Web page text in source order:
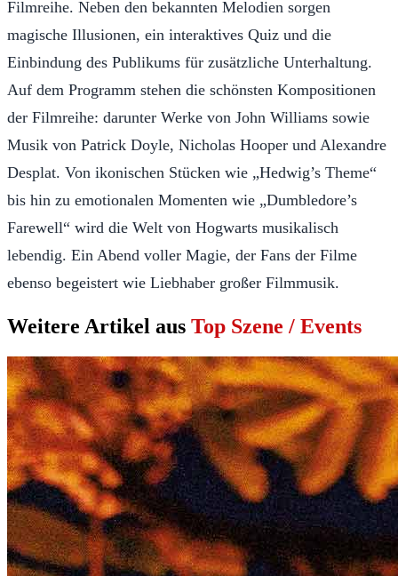
Filmreihe. Neben den bekannten Melodien sorgen
magische Illusionen, ein interaktives Quiz und die
Einbindung des Publikums für zusätzliche Unterhaltung.
Auf dem Programm stehen die schönsten Kompositionen
der Filmreihe: darunter Werke von John Williams sowie
Musik von Patrick Doyle, Nicholas Hooper und Alexandre
Desplat. Von ikonischen Stücken wie „Hedwig’s Theme“
bis hin zu emotionalen Momenten wie „Dumbledore’s
Farewell“ wird die Welt von Hogwarts musikalisch
lebendig. Ein Abend voller Magie, der Fans der Filme
ebenso begeistert wie Liebhaber großer Filmmusik.
Weitere Artikel aus Top Szene / Events